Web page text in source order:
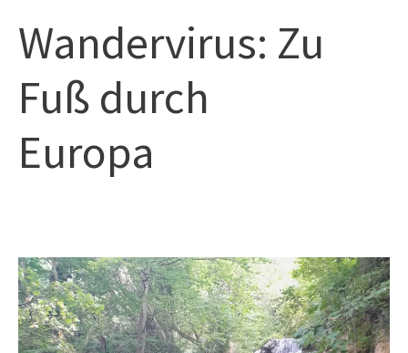
Inhalt
springen
Wandervirus: Zu
Fuß durch
Europa